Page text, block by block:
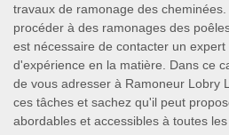
travaux de ramonage des
procéder à des ramonages des
est nécessaire de contacter un
d'expérience en la matière. Dans ce
de vous adresser à Ramoneur Lobry
ces tâches et sachez qu'il peut
abordables et accessibles à toutes